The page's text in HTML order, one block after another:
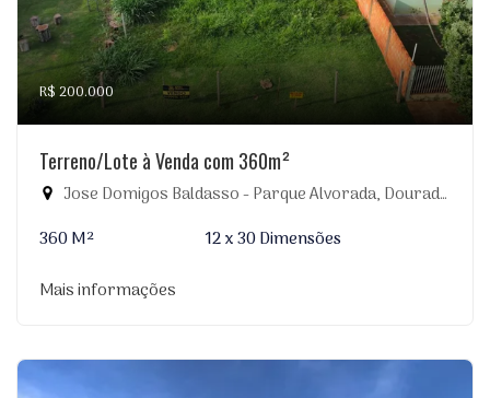
R$ 200.000
Terreno/Lote à Venda com 360m²
Jose Domigos Baldasso - Parque Alvorada, Dourados-MS
360 M²
12 x 30 Dimensões
Mais informações